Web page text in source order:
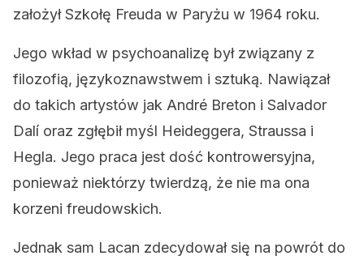
założył Szkołę Freuda w Paryżu w 1964 roku.
Jego wkład w psychoanalizę był związany z
filozofią, językoznawstwem i sztuką. Nawiązał
do takich artystów jak André Breton i Salvador
Dalí oraz zgłębił myśl Heideggera, Straussa i
Hegla. Jego praca jest dość kontrowersyjna,
ponieważ niektórzy twierdzą, że nie ma ona
korzeni freudowskich.
Jednak sam Lacan zdecydował się na powrót do